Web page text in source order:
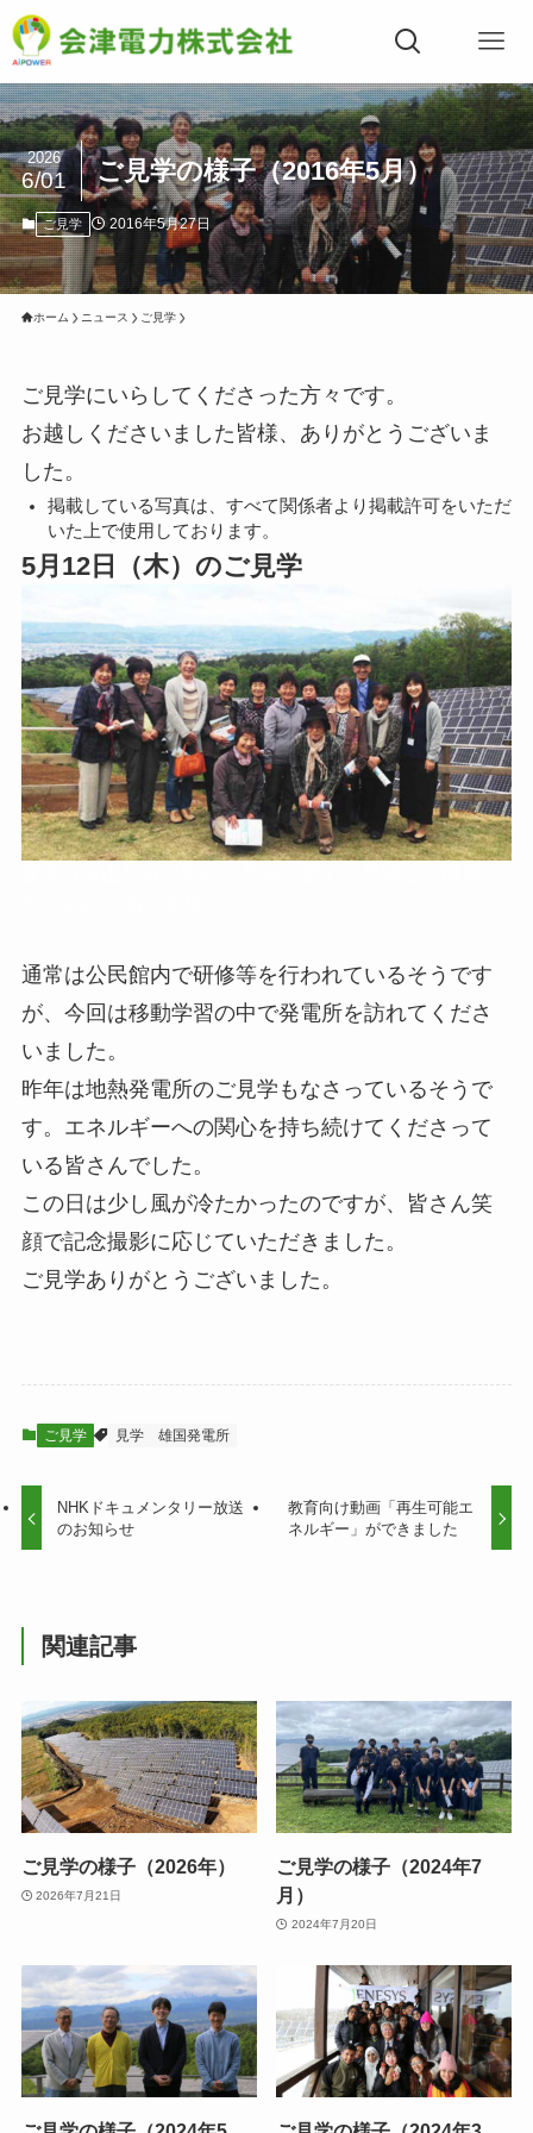
ご見学の様子（2016年5月）
2026
6/01
ご見学 2016年5月27日
ホーム ニュース ご見学
ご見学にいらしてくださった方々です。
お越しくださいました皆様、ありがとうございま
した。
掲載している写真は、すべて関係者より掲載許可をいただ
いた上で使用しております。
5月12日（木）のご見学
通常は公民館内で研修等を行われているそうです
が、今回は移動学習の中で発電所を訪れてくださ
いました。
昨年は地熱発電所のご見学もなさっているそうで
す。エネルギーへの関心を持ち続けてくださって
いる皆さんでした。
この日は少し風が冷たかったのですが、皆さん笑
顔で記念撮影に応じていただきました。
ご見学ありがとうございました。
ご見学 見学 雄国発電所
NHKドキュメンタリー放送
のお知らせ
教育向け動画「再生可能エ
ネルギー」ができました
関連記事
ご見学の様子（2026年）
2026年7月21日
ご見学の様子（2024年7
月）
2024年7月20日